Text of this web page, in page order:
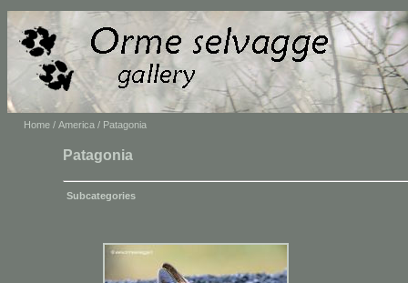
Home / America / Patagonia
Patagonia
Subcategories